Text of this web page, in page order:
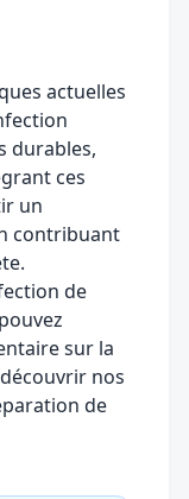
actuelles
durables,
ces
un
contribuant
de
sur la
nos
de